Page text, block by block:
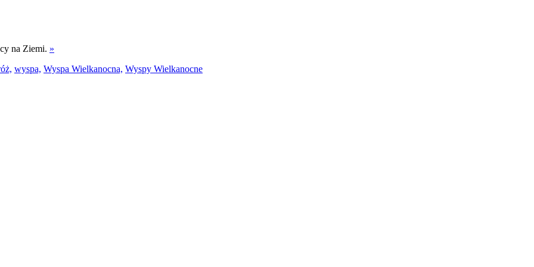
na Ziemi. »
wyspa, Wyspa Wielkanocna, Wyspy Wielkanocne